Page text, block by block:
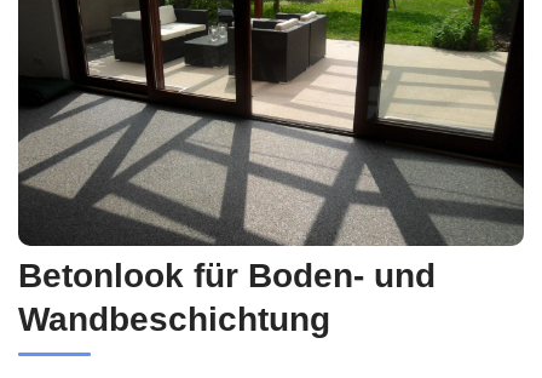
Betonlook für Boden- und
Wandbeschichtung